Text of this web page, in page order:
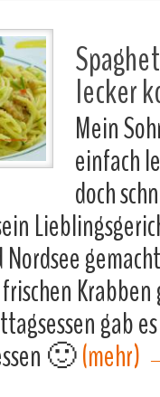
lecker
Mein
einfach
doch
Nordsee
gab
🙂(mehr)